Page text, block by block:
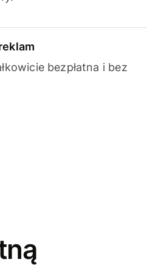
bezpłatna i bez